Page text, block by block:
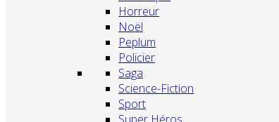
Horreur
Noël
Peplum
Policier
Saga
Science-Fiction
Sport